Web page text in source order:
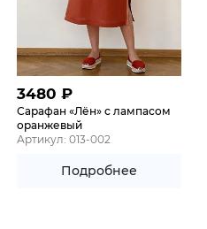
3480 ₽
Сарафан «Лён» с лампасом
оранжевый
Артикул: 013-002
Подробнее